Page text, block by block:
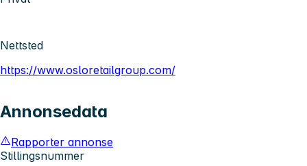
Nettsted
https://www.osloretailgroup.com/
Annonsedata
Rapporter annonse
Stillingsnummer